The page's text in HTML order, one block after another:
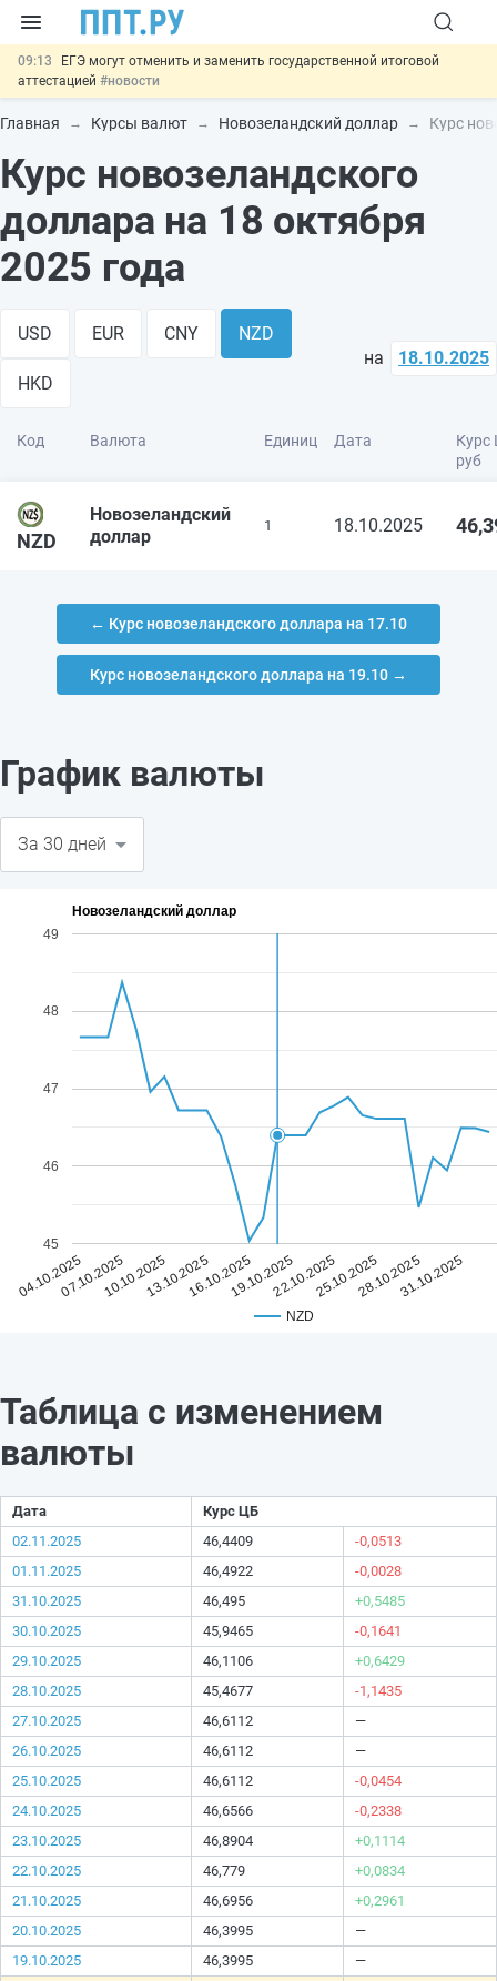
09:13
ЕГЭ могут отменить и заменить государственной итоговой
аттестацией #новости
00:01
7 августа: важные документы, вступающие в силу сегодня
#новости
электроники в госзакупках
06.08
Подписан указ об отмене спецрежима для вкладов физлиц из
06.08
Важно
Обеспечительный платёж СПОТ могут заменить
банковской гарантией
Главная Курсы валют Новозеландский доллар Курс
Курс новозеландского
доллара на 18 октября
2025 года
USD EUR CNY NZD
HKD
на 18.10.2025
Код Валюта Единиц Дата
Курс
руб
NZD
Новозеландский
доллар
1 18.10.2025
← Курс новозеландского доллара на 17.10
Курс новозеландского доллара на 19.10 →
График валюты
Новозеландский доллар
NZD
04.10.202507.10.202510.10.202513.10.202516.10.202519.10.202522.10.202525.10.202528.10.202531.10.2025
45
46
47
48
49
Таблица с изменением
валюты
Дата
Курс ЦБ
02.11.2025
46,4409
-0,0513
01.11.2025
46,4922
-0,0028
31.10.2025
46,495
+0,5485
30.10.2025
45,9465
-0,1641
29.10.2025
46,1106
+0,6429
28.10.2025
45,4677
-1,1435
27.10.2025
46,6112
—
26.10.2025
46,6112
—
25.10.2025
46,6112
-0,0454
24.10.2025
46,6566
-0,2338
23.10.2025
46,8904
+0,1114
22.10.2025
46,779
+0,0834
21.10.2025
46,6956
+0,2961
20.10.2025
46,3995
—
19.10.2025
46,3995
—